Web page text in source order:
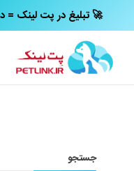
← تبلیغ در پت‌ لینک = دیده شدن در لینک‌های اول گوگل 🚀
جستجو